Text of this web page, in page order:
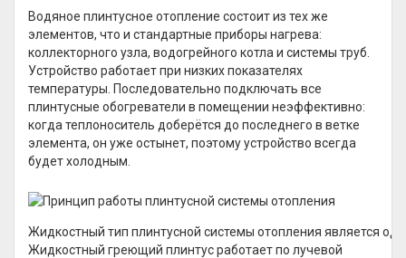
Водяное плинтусное отопление состоит из тех же
элементов, что и стандартные приборы нагрева:
коллекторного узла, водогрейного котла и системы труб.
Устройство работает при низких показателях
температуры. Последовательно подключать все
плинтусные обогреватели в помещении неэффективно:
когда теплоноситель доберётся до последнего в ветке
элемента, он уже остынет, поэтому устройство всегда
будет холодным.
Жидкостный тип плинтусной системы отопления является
Жидкостный греющий плинтус работает по лучевой